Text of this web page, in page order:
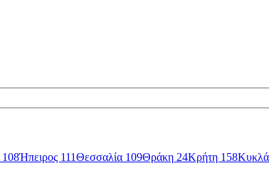
108Ήπειρος 111Θεσσαλία 109Θράκη 24Κρήτη 158